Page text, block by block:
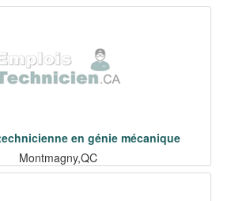
en génie mécanique
Montmagny,QC